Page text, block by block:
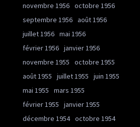
novembre 1956 octobre 1956
septembre 1956 août 1956
juillet 1956 mai 1956
février 1956 janvier 1956
novembre 1955
octobre 1955
août 1955
juillet 1955
juin 1955
mai 1955
mars 1955
février 1955
janvier 1955
décembre 1954 octobre 1954